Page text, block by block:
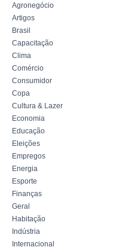
Agronegócio
Artigos
Brasil
Capacitação
Clima
Comércio
Consumidor
Copa
Cultura & Lazer
Economia
Educação
Eleições
Empregos
Energia
Esporte
Finanças
Geral
Habitação
Indústria
Internacional